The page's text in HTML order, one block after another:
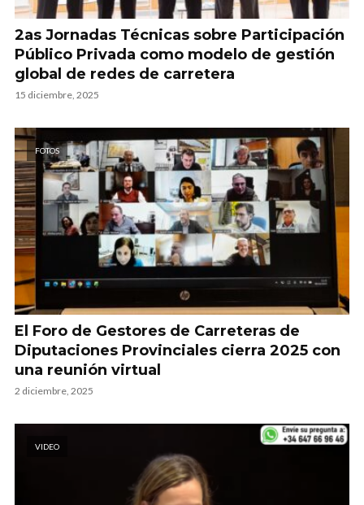
2as Jornadas Técnicas sobre Participación
Público Privada como modelo de gestión
global de redes de carretera
15 diciembre, 2025
FOTOS
El Foro de Gestores de Carreteras de
Diputaciones Provinciales cierra 2025 con
una reunión virtual
2 diciembre, 2025
VIDEO